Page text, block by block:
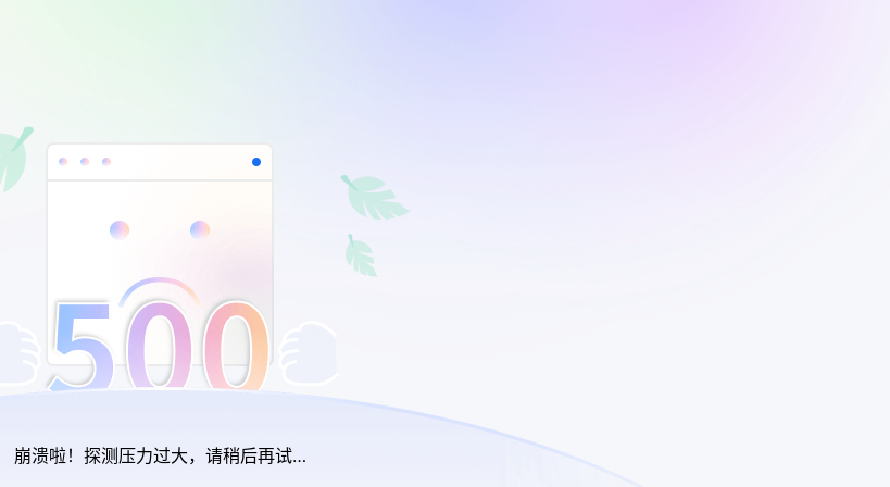
崩溃啦！探测压力过大，请稍后再试…